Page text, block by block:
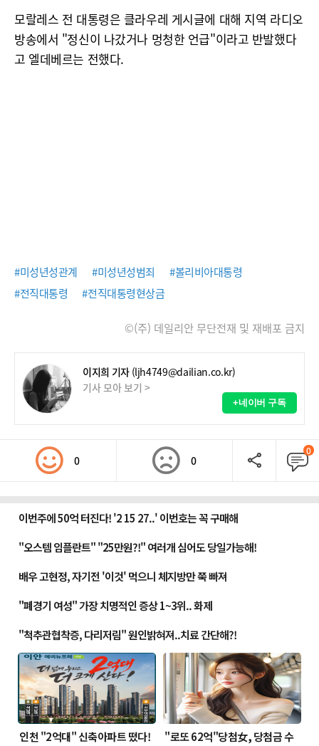
모랄레스 전 대통령은 클라우레 게시글에 대해 지역 라디오
방송에서 "정신이 나갔거나 멍청한 언급"이라고 반발했다
고 엘데베르는 전했다.
#미성년성관계 #미성년성범죄
#볼리비아대통령
#전직대통령
#전직대통령현상금
©(주) 데일리안 무단전재 및 재배포 금지
이지희 기자 (ljh4749@dailian.co.kr)
기사 모아 보기 >
+네이버 구독
0 0
0